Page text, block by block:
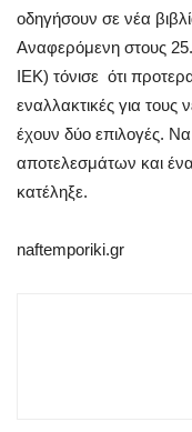
οδηγήσουν σε νέα
Αναφερόμενη στους
ΙΕΚ) τόνισε ότι
εναλλακτικές για
έχουν δύο επιλογές.
αποτελεσμάτων και
κατέληξε.
naftemporiki.gr